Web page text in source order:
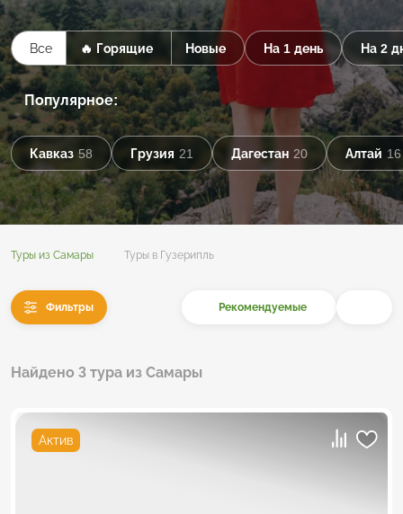
Все 🔥 Горящие Новые На 1 день На 2
Популярное:
Кавказ 58 Грузия 21 Дагестан 20 Алтай 16
Туры из Самары Туры в Гузерипль
Фильтры Рекомендуемые
Найдено 3 тура из Самары
Актив